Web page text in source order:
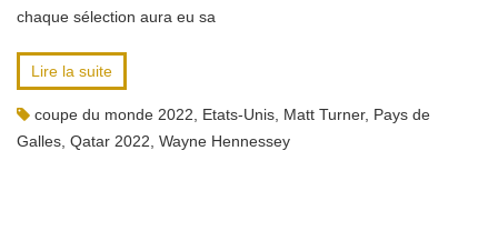
chaque sélection aura eu sa
Lire la suite
coupe du monde 2022 Etats-Unis Matt Turner, Pays de
Galles Qatar 2022 Wayne Hennessey